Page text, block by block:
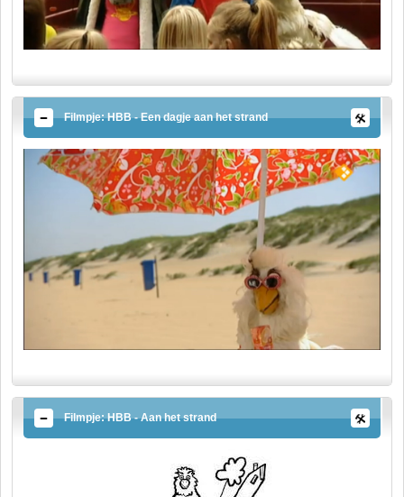
Filmpje: HBB - Een dagje aan het strand
Filmpje: HBB - Aan het strand